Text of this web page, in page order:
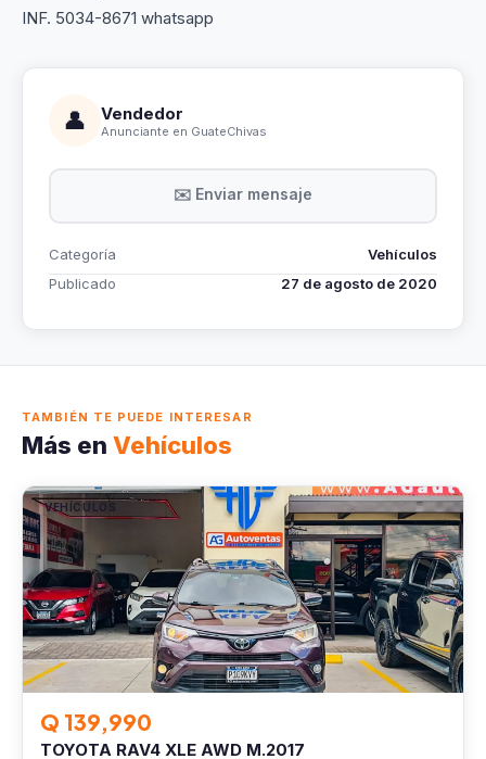
INF. 5034-8671 whatsapp
👤 Vendedor
Anunciante en GuateChivas
✉️ Enviar mensaje
Categoría
Vehículos
Publicado
27 de agosto de 2020
TAMBIÉN TE PUEDE INTERESAR
Más en Vehículos
VEHÍCULOS
Q 139,990
TOYOTA RAV4 XLE AWD M.2017